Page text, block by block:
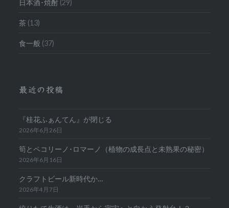
日本酒･焼酎 (29)
茶 (13)
食一般 (37)
最近の投稿
『桂花ふぁんてん』が閉じる
2026年6月26日
筍とペコリーノ･ロマーノ（植物の成長点と未熟果の秘密）
2026年6月16日
クラフトビール新時代か…
2026年4月7日